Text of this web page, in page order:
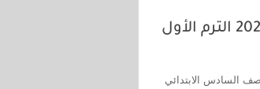
سلاح التلميذ دراسات اجتماعية للصف السادس الابتدائي 2025 الترم الأول
السادس الابتدائي